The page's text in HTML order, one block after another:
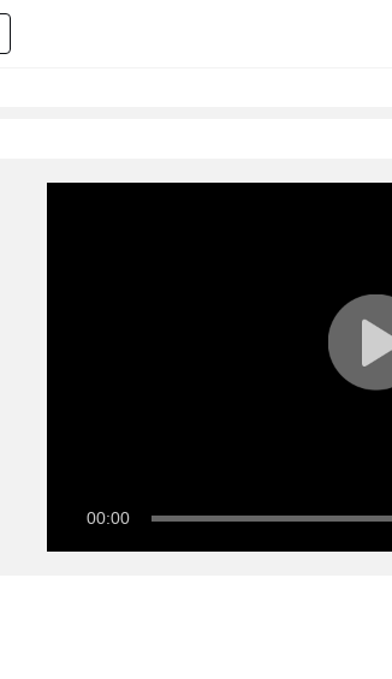
00:00